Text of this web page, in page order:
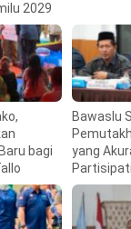
2029
bagi
Bawaslu
yang